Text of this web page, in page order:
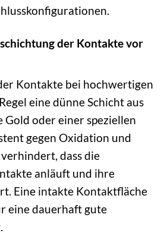
der Kontakte vor
Kontakte bei hochwertigen
eine dünne Schicht aus
oder einer speziellen
gegen Oxidation und
dass die
anläuft und ihre
Eine intakte Kontaktfläche
eine dauerhaft gute